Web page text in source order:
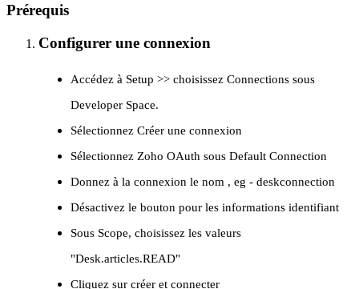
Prérequis
Configurer une connexion
Accédez à Setup >> choisissez Connections sous
Developer Space.
Sélectionnez Créer une connexion
Sélectionnez Zoho OAuth sous Default Connection
Donnez à la connexion le nom , eg - deskconnection
Désactivez le bouton pour les informations identifiant
Sous Scope, choisissez les valeurs
"Desk.articles.READ"
Cliquez sur créer et connecter